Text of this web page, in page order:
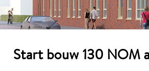
Start bouw 130 NOM